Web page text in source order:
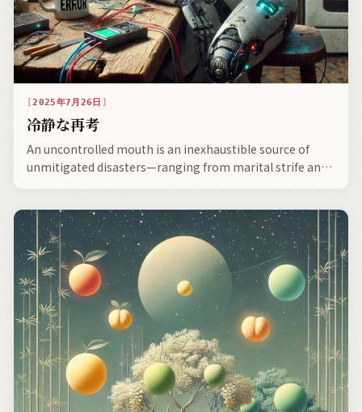
2025年7月26日
冷静な再考
An uncontrolled mouth is an inexhaustible source of
unmitigated disasters—ranging from marital strife and